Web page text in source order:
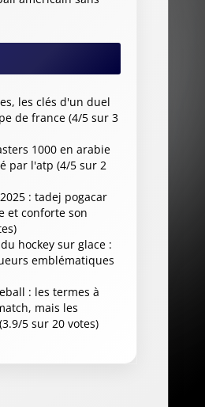
les clés d'un duel
de france (4/5 sur 3
1000 en arabie
par l'atp (4/5 sur 2
: tadej pogacar
et conforte son
hockey sur glace :
emblématiques
: les termes à
mais les
5 sur 20 votes)